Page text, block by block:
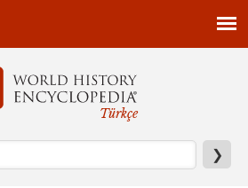
Türkçe
❯